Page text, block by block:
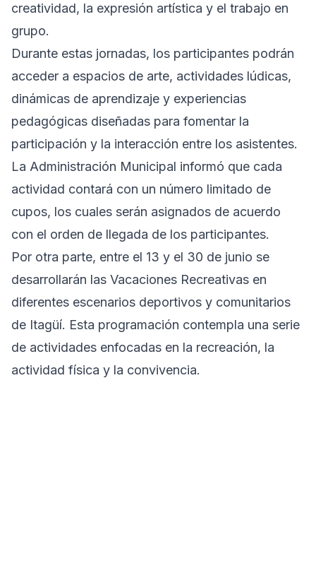
creatividad, la expresión artística y el trabajo en
grupo.
Durante estas jornadas, los participantes podrán
acceder a espacios de arte, actividades lúdicas,
dinámicas de aprendizaje y experiencias
pedagógicas diseñadas para fomentar la
participación y la interacción entre los asistentes.
La Administración Municipal informó que cada
actividad contará con un número limitado de
cupos, los cuales serán asignados de acuerdo
con el orden de llegada de los participantes.
Por otra parte, entre el 13 y el 30 de junio se
desarrollarán las Vacaciones Recreativas en
diferentes escenarios deportivos y comunitarios
de Itagüí. Esta programación contempla una serie
de actividades enfocadas en la recreación, la
actividad física y la convivencia.